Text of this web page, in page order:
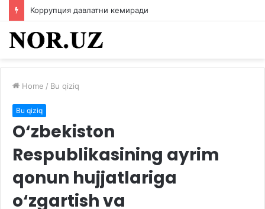
Коррупция давлатни кемиради
Home / Bu qiziq
Bu qiziq
O‘zbekiston
Respublikasining ayrim
qonun hujjatlariga
o‘zgartish va